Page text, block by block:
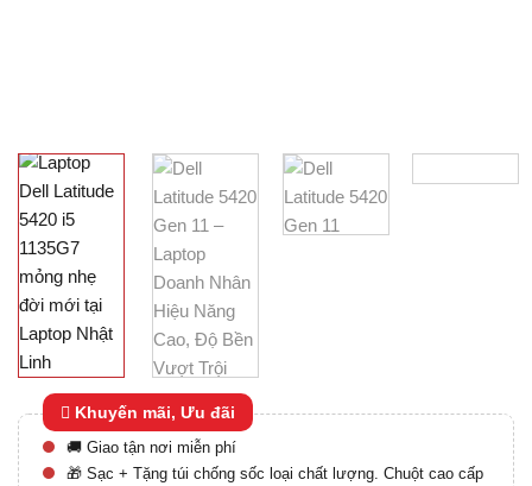
Có1Sản phẩm
Laptop Cũ Giá Rẻ
Có29Sản phẩm
Laptop cũ giá rẻ phổ
cập tin học
Có 17Sản phẩm
Khuyến mãi, Ưu đãi
🚚 Giao tận nơi miễn phí
🎁 Sạc + Tặng túi chống sốc loại chất lượng. Chuột cao cấp